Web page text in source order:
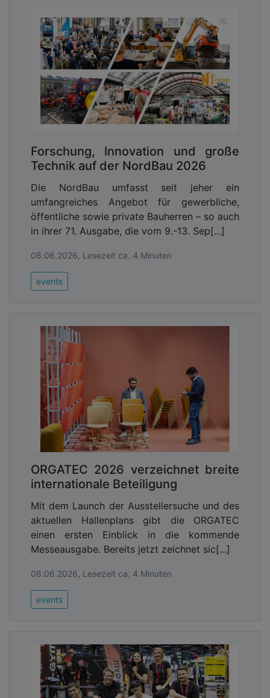
Forschung, Innovation und große
Technik auf der NordBau 2026
Die NordBau umfasst seit jeher ein
umfangreiches Angebot für gewerbliche,
öffentliche sowie private Bauherren – so auch
in ihrer 71. Ausgabe, die vom 9.-13. Sep[...]
08.06.2026, Lesezeit ca. 4 Minuten
events
ORGATEC 2026 verzeichnet breite
internationale Beteiligung
Mit dem Launch der Ausstellersuche und des
aktuellen Hallenplans gibt die ORGATEC
einen ersten Einblick in die kommende
Messeausgabe. Bereits jetzt zeichnet sic[...]
08.06.2026, Lesezeit ca. 4 Minuten
events